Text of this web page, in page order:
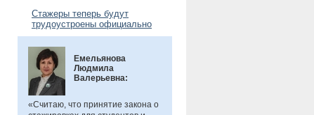
Танха и Курчина наблюдается
даже небольшой спад уровня
воды. В частности, в селе Танха
Читинского округа, в котором мы
былив прошлом году, жители
претензий не имеют. Есть
сложности в поселке
Биофабрика. Там подтоплены
приусадебные участки.
Стажеры теперь будут
трудоустроены официально
Емельянова
Людмила
Валерьевна:
«Считаю, что принятие закона о